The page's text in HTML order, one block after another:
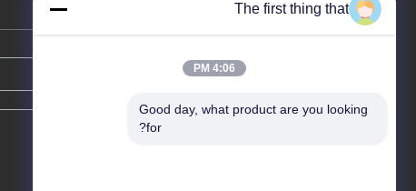
The first thing that
4:06 PM
Good day, what product are you looking
for?